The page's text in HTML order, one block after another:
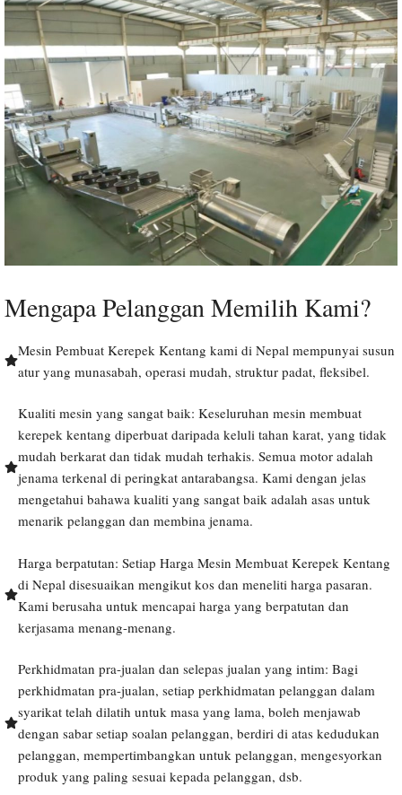
Mengapa Pelanggan Memilih Kami?
Mesin Pembuat Kerepek Kentang kami di Nepal mempunyai susun
atur yang munasabah, operasi mudah, struktur padat, fleksibel.
Kualiti mesin yang sangat baik: Keseluruhan mesin membuat
kerepek kentang diperbuat daripada keluli tahan karat, yang tidak
mudah berkarat dan tidak mudah terhakis. Semua motor adalah
jenama terkenal di peringkat antarabangsa. Kami dengan jelas
mengetahui bahawa kualiti yang sangat baik adalah asas untuk
menarik pelanggan dan membina jenama.
Harga berpatutan: Setiap Harga Mesin Membuat Kerepek Kentang
di Nepal disesuaikan mengikut kos dan meneliti harga pasaran.
Kami berusaha untuk mencapai harga yang berpatutan dan
kerjasama menang-menang.
Perkhidmatan pra-jualan dan selepas jualan yang intim: Bagi
perkhidmatan pra-jualan, setiap perkhidmatan pelanggan dalam
syarikat telah dilatih untuk masa yang lama, boleh menjawab
dengan sabar setiap soalan pelanggan, berdiri di atas kedudukan
pelanggan, mempertimbangkan untuk pelanggan, mengesyorkan
produk yang paling sesuai kepada pelanggan, dsb.